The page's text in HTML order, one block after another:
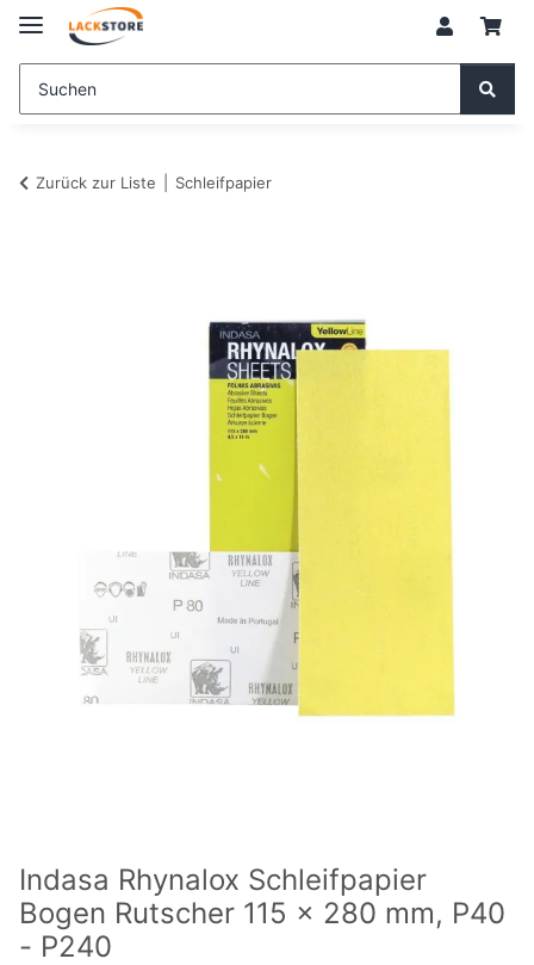
Zurück zur Liste Schleifpapier
Indasa Rhynalox Schleifpapier
Bogen Rutscher 115 x 280 mm, P40
- P240